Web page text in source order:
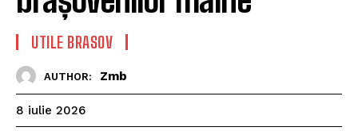
UTILE BRASOV
AUTHOR: Zmb
8 iulie 2026